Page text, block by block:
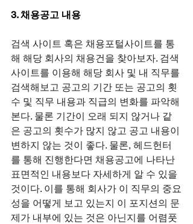
3. 채용공고 내용
검색 사이트 혹은 채용포털사이트를 통
해 해당 회사의 채용건을 찾아보자. 검색
사이트를 이용해 해당 회사 및 내 직무를
검색해보고 공고의 기간 또는 공고의 횟
수 및 직무 내용과 직급의 변화를 파악해
본다. 물론 기간이 오래 되지 않거나 같
은 공고의 횟수가 많지 않고 공고 내용이
변하지 않는 것이 좋다. 물론, 헤드헌터
를 통해 진행한다면 채용공고에 나타난
표면적인 내용보다 자세하게 알 수 있을
것이다. 이를 통해 회사가 이 직무의 중요
성을 어떻게 보고 있는지 이 포지션의 문
제가 내부에 있는 것은 아닌지를 어렴풋